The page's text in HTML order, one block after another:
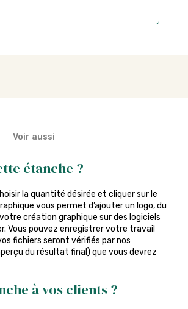
Voir aussi
étanche ?
la quantité désirée et cliquer sur le
vous permet d’ajouter un logo, du
création graphique sur des logiciels
Vous pouvez enregistrer votre travail
fichiers seront vérifiés par nos
du résultat final) que vous devrez
à vos clients ?